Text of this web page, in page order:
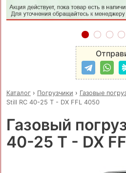
Каталог› Погрузчики › Газовые
Still RC 40-25 T - DX FFL 4050
Газовый
40-25 T - DX